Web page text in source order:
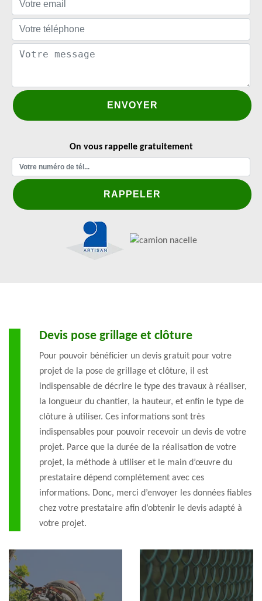
On vous rappelle gratuitement
Devis pose grillage et clôture
Pour pouvoir bénéficier un devis gratuit pour votre
projet de la pose de grillage et clôture, il est
indispensable de décrire le type des travaux à réaliser,
la longueur du chantier, la hauteur, et enfin le type de
clôture à utiliser. Ces informations sont très
indispensables pour pouvoir recevoir un devis de votre
projet. Parce que la durée de la réalisation de votre
projet, la méthode à utiliser et le main d’œuvre du
prestataire dépend complétement avec ces
informations. Donc, merci d’envoyer les données fiables
chez votre prestataire afin d’obtenir le devis adapté à
votre projet.